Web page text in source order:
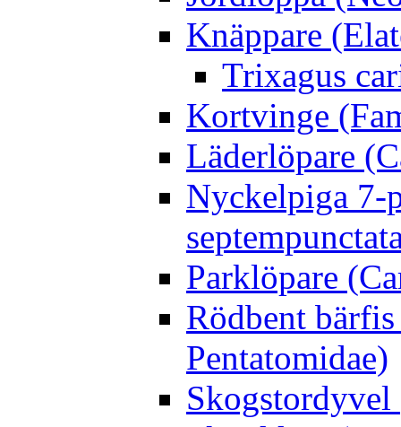
Knäppare
Trixagus
Kortvinge
Läderlöpare
Nyckelpiga 7-
Parklöpare
Rödbent
Pentatomidae)
Skogstordyvel